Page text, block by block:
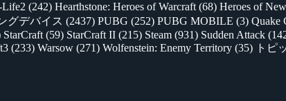
(242) Hearthstone: Heroes of Warcraft (68) Heroes of
グデバイス (2437) PUBG (252) PUBG MOBILE (3) Quake
StarCraft (59) StarCraft II (215) Steam (931) Sudden Attack
(233) Warsow (271) Wolfenstein: Enemy Territory (35) トピ